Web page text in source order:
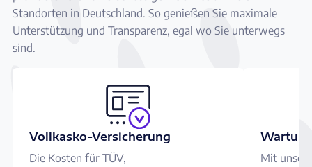
Standorten in Deutschland. So genießen Sie maximale
Unterstützung und Transparenz, egal wo Sie unterwegs
sind.
Vollkasko-Versicherung
Die Kosten für TÜV,
Mit